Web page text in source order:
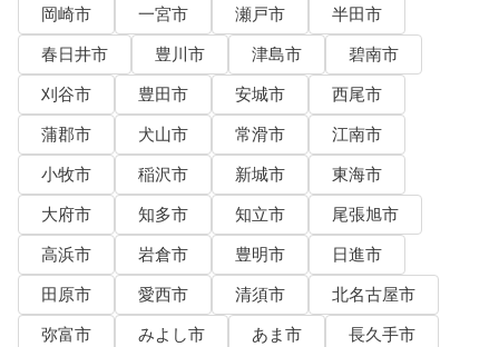
岡崎市
一宮市 瀬戸市
半田市
春日井市
豊川市 津島市
碧南市
刈谷市
豊田市 安城市
西尾市
蒲郡市
犬山市 常滑市
江南市
小牧市
稲沢市 新城市
東海市
大府市
知多市 知立市
尾張旭市
高浜市
岩倉市 豊明市
日進市
田原市
愛西市 清須市
北名古屋市
弥富市
みよし市 あま市
長久手市